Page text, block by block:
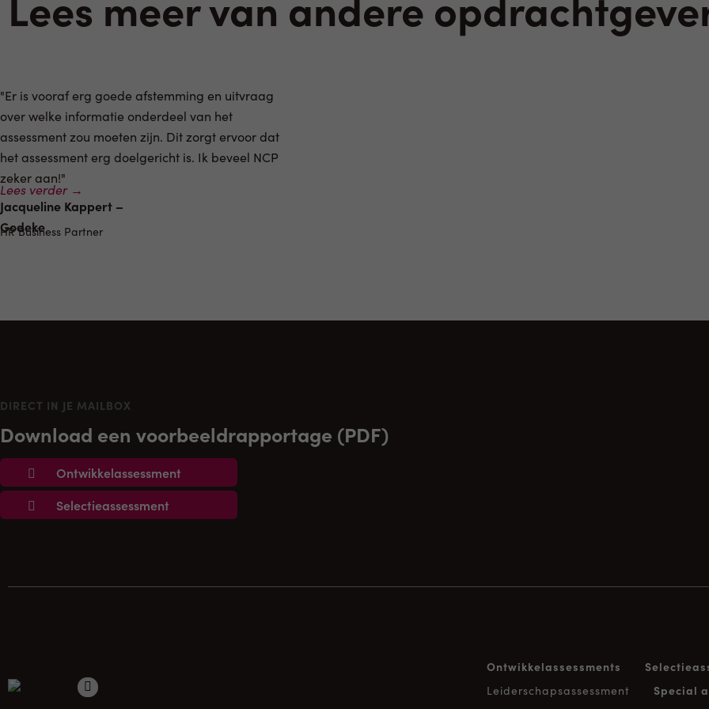
"Er is vooraf erg goede afstemming en uitvraag
over welke informatie onderdeel van het
assessment zou moeten zijn. Dit zorgt ervoor dat
het assessment erg doelgericht is. Ik beveel NCP
zeker aan!"
Lees verder →
Jacqueline Kappert –
Godeke
HR Business Partner
DIRECT IN JE MAILBOX
Download een voorbeeldrapportage (PDF)
Ontwikkelassessment
Selectieassessment
Ontwikkelassessments
Leiderschapsassessment
Special